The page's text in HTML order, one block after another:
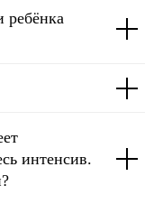
ребёнка
интенсив.